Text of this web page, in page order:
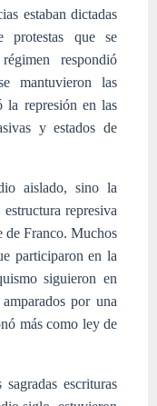
estaban dictadas
protestas que se
respondió
mantuvieron las
la represión en las
y estados de
aislado, sino la
represiva
de Franco. Muchos
participaron en la
siguieron en
por una
más como ley de
escrituras